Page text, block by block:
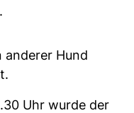
anderer Hund
Uhr wurde der